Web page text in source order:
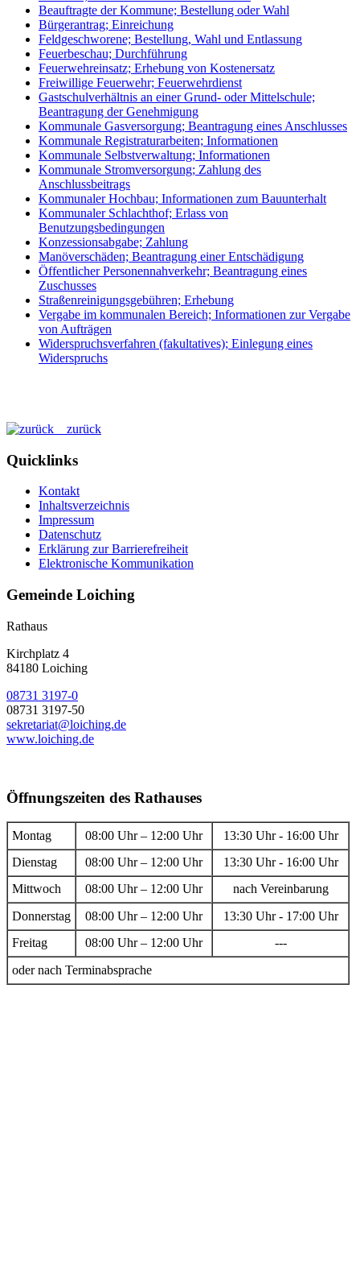
Beauftragte der Kommune; Bestellung oder Wahl
Bürgerantrag; Einreichung
Feldgeschworene; Bestellung, Wahl und Entlassung
Feuerbeschau; Durchführung
Feuerwehreinsatz; Erhebung von Kostenersatz
Freiwillige Feuerwehr; Feuerwehrdienst
Gastschulverhältnis an einer Grund- oder Mittelschule;
Beantragung der Genehmigung
Kommunale Gasversorgung; Beantragung eines Anschlusses
Kommunale Registraturarbeiten; Informationen
Kommunale Selbstverwaltung; Informationen
Kommunale Stromversorgung; Zahlung des
Anschlussbeitrags
Kommunaler Hochbau; Informationen zum Bauunterhalt
Kommunaler Schlachthof; Erlass von
Benutzungsbedingungen
Konzessionsabgabe; Zahlung
Manöverschäden; Beantragung einer Entschädigung
Öffentlicher Personennahverkehr; Beantragung eines
Zuschusses
Straßenreinigungsgebühren; Erhebung
Vergabe im kommunalen Bereich; Informationen zur Vergabe
von Aufträgen
Widerspruchsverfahren (fakultatives); Einlegung eines
Widerspruchs
zurück
Quicklinks
Kontakt
Inhaltsverzeichnis
Impressum
Datenschutz
Erklärung zur Barrierefreiheit
Elektronische Kommunikation
Gemeinde Loiching
Rathaus
Kirchplatz 4
84180 Loiching
08731 3197-0
08731 3197-50
sekretariat@loiching.de
www.loiching.de
Öffnungszeiten des Rathauses
Montag 08:00 Uhr – 12:00 Uhr
13:30 Uhr - 16:00 Uhr
Dienstag
08:00 Uhr – 12:00 Uhr
13:30 Uhr - 16:00 Uhr
Mittwoch
08:00 Uhr – 12:00 Uhr
nach Vereinbarung
Donnerstag
08:00 Uhr – 12:00 Uhr
13:30 Uhr - 17:00 Uhr
Freitag
08:00 Uhr – 12:00 Uhr
---
oder nach Terminabsprache